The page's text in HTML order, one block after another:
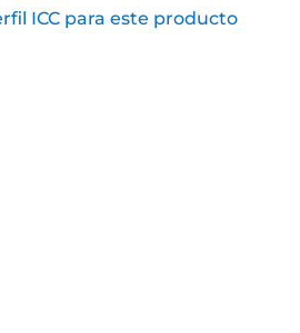
ICC para este producto